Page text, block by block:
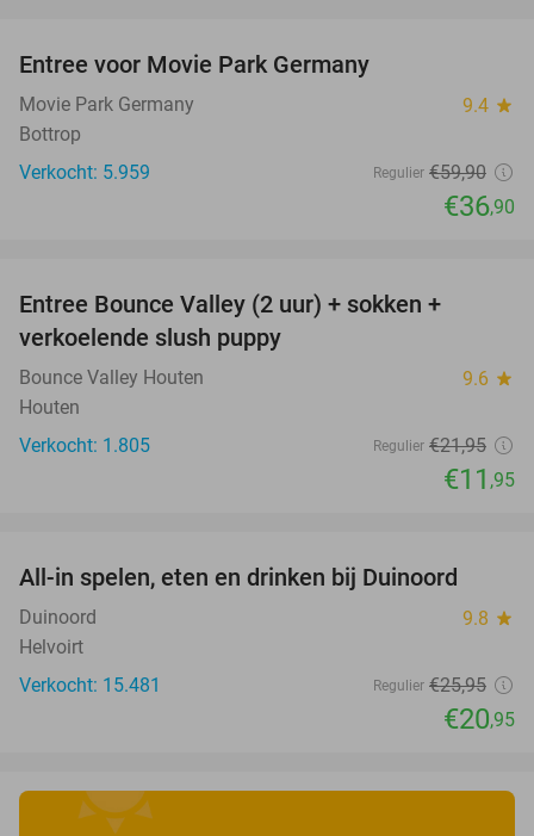
Entree voor Movie Park Germany
Movie Park Germany 9.4 star
Bottrop
Verkocht: 5.959
Regulier €59,90
€36,90
Entree Bounce Valley (2 uur) + sokken +
verkoelende slush puppy
Bounce Valley Houten 9.6 star
Houten
Verkocht: 1.805
Regulier €21,95
€11 ,95
All-in spelen, eten en drinken bij Duinoord
Duinoord 9.8 star
Helvoirt
Verkocht: 15.481
Regulier €25,95
€20,95